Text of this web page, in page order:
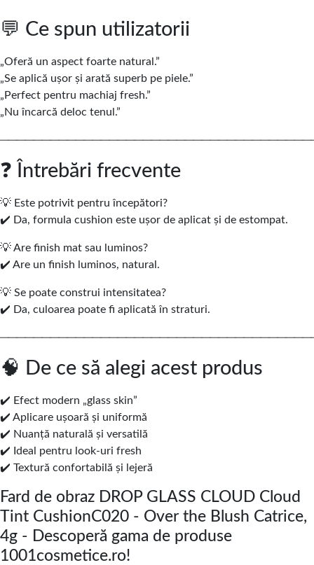
💬 Ce spun utilizatorii
„Oferă un aspect foarte natural.”
„Se aplică ușor și arată superb pe piele.”
„Perfect pentru machiaj fresh.”
„Nu încarcă deloc tenul.”
❓ Întrebări frecvente
💡 Este potrivit pentru începători?
✔️ Da, formula cushion este ușor de aplicat și de estompat.
💡 Are finish mat sau luminos?
✔️ Are un finish luminos, natural.
💡 Se poate construi intensitatea?
✔️ Da, culoarea poate fi aplicată în straturi.
🧠 De ce să alegi acest produs
✔️ Efect modern „glass skin”
✔️ Aplicare ușoară și uniformă
✔️ Nuanță naturală și versatilă
✔️ Ideal pentru look-uri fresh
✔️ Textură confortabilă și lejeră
Fard de obraz DROP GLASS CLOUD Cloud
Tint CushionC020 - Over the Blush Catrice,
4g - Descoperă gama de produse
1001cosmetice.ro!